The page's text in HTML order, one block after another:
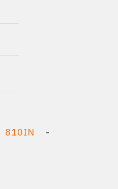
810IN -